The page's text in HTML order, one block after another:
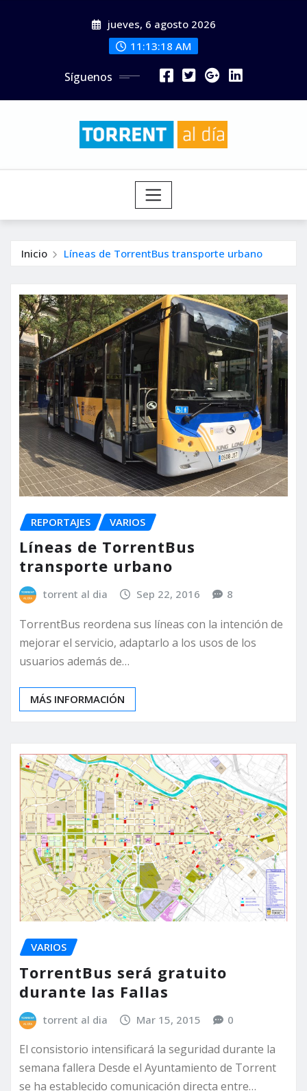
jueves, 6 agosto 2026
11:13:19 AM
Síguenos
Inicio Líneas de TorrentBus transporte urbano
REPORTAJES VARIOS
Líneas de TorrentBus
transporte urbano
torrent al dia Sep 22, 2016 8
TorrentBus reordena sus líneas con la intención de
mejorar el servicio, adaptarlo a los usos de los
usuarios además de…
MÁS INFORMACIÓN
VARIOS
TorrentBus será gratuito
durante las Fallas
torrent al dia Mar 15, 2015 0
El consistorio intensificará la seguridad durante la
semana fallera Desde el Ayuntamiento de Torrent
se ha establecido comunicación directa entre…